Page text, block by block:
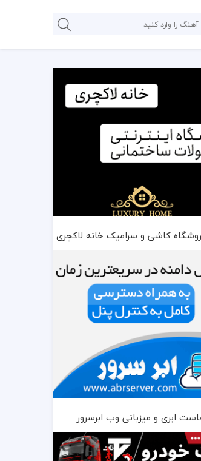
کاشی و سرامیک خانه لاکچری
ابری و میزبانی وب ابرسرور